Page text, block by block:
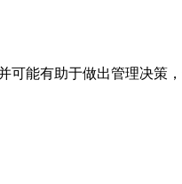
可能有助于做出管理决